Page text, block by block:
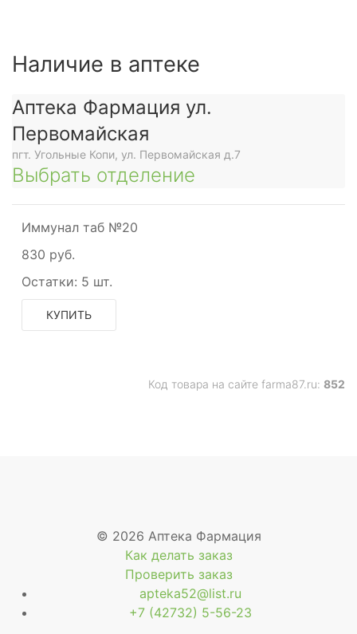
Наличие в аптеке
Аптека Фармация ул.
Первомайская
пгт. Угольные Копи, ул. Первомайская д.7
Выбрать отделение
Иммунал таб №20
830 руб.
Остатки: 5 шт.
КУПИТЬ
Код товара на сайте farma87.ru: 852
© 2026 Аптека Фармация
Как делать заказ
Проверить заказ
apteka52@list.ru
+7 (42732) 5-56-23